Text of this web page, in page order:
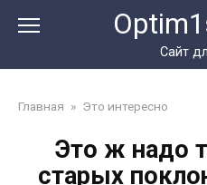
Сайт
Главная » Это интересно
Это ж надо
старых